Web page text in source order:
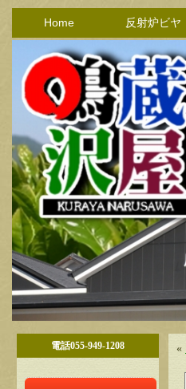
Home 反射炉ビヤ
電話055-949-1208 «